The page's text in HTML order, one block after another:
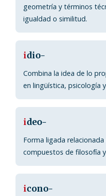
geometría y términos
igualdad o similitud.
idio-
Combina la idea de lo
en lingüística, psicología
ideo-
Forma ligada relacionada
compuestos de filosofía
icono-